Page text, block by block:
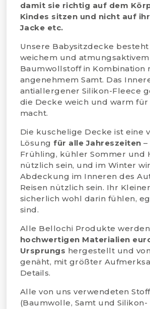
damit sie richtig auf dem
Kindes sitzen und nicht auf
Jacke etc.
Unsere Babysitzdecke besteht
weichem und atmungsaktivem
Baumwollstoff in Kombination
angenehmem Samt. Das
antiallergener Silikon-Fleece
die Decke weich und warm
macht.
Die kuschelige Decke ist eine
Lösungfür alle Jahreszeiten
Frühling, kühler Sommer und
nützlich sein, und im Winter
Abdeckung im Inneren des
Reisen nützlich sein. Ihr
sicherlich wohl darin fühlen,
sind.
Alle Bellochi Produkte
hochwertigen Materialien
Ursprungs hergestellt und
genäht, mit größter
Details.
Alle von uns verwendeten
(Baumwolle, Samt und Silikon-